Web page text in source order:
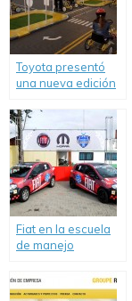
Toyota presentó
una nueva edición
educación vial
“Toyota y Vos Kids”
Fiat en la escuela
de manejo
Experience”.